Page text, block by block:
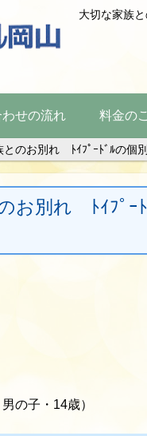
せの流れ 料金の
とのお別れ ﾄｲﾌﾟｰﾄﾞﾙの個
お別れ ﾄｲﾌﾟｰ
の子・14歳）